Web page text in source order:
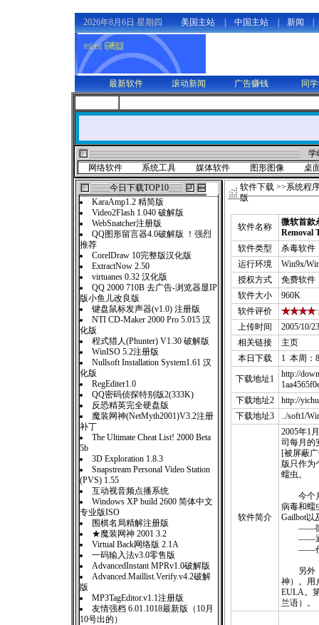
2026年8月6日 星期四 美国主站 中国主站 新闻
最新软件 滚动新闻 广告赚钱 同
学
网络软件
系统工具 媒体软件 图形图像
桌
今日下载TOP10
KaraAmp1.2 精简版
Video2Flash 1.040 破解版
WebSnatcher注册版
QQ图形留言器4.0破解版 ！强烈
推荐
CorelDraw 10完整版汉化版
ExtractNow 2.50
virtuanes 0.32 汉化版
QQ 2000 710B 去广告-浏览器显IP
版小鱼儿改良版
键盘鼠标发声器(v1.0) 注册版
NTI CD-Maker 2000 Pro 5.015 汉
化版
程式猎人(Phunter) V1.30 破解版
WinISO 5.2注册版
Nullsoft Installation System1.61 汉
化版
RegEditer1.0
QQ密码侦探特别版2(333K)
反恐精英完全硬盘版
魔装网神(NetMyth2001)V3.2注册
补丁
The Ultimate Cheat List! 2000 Beta
5b
3D Exploration 1.8.3
Snapstream Personal Video Station
(PVS) 1.55
互动视音频点播系统
Windows XP build 2600 简体中文
专业版ISO
围棋名局精解注册版
★魔装网神 2001 3.2
Virtual Back网络版 2.1A
一码输入法v3.0零售版
AdvancedInstant MPRv1.0破解版
Advanced.Maillist.Verify.v4.2破解
版
MP3TagEditor.v1.1注册版
友情强档 6.01.1018最新版（10月
10号出的）
软件下载 >>系统程
版
软件名称
微软首款
Removal
软件类型
杀毒软件
运行环境
Win9x/
授权方式
免费软件
软件大小
960K
软件评价
上传时间
2005/10/23
相关链接
主页
本日下载
1 本周：
下载地址1
http://
下载地址2
http://
下载地址3
../soft1/
软件简介
2005年1
司每月的
[被屏蔽
版只作为
蠕虫。
今个月
病毒和蠕
Gailbot以
——微
——通过
——作为
另外，
神）。用
EULA。
兰语）。